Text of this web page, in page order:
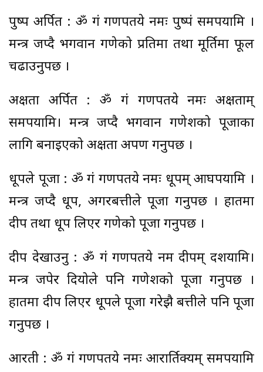
पुष्प अर्पित : ॐ गं गणपतये नमः पुष्पं समर्पयामि ।
मन्त्र जप्दै भगवान गणेको प्रतिमा तथा मूर्तिमा फूल
चढाउनुपर्छ ।
अक्षता अर्पित : ॐ गं गणपतये नमः अक्षताम्
समर्पयामि। मन्त्र जप्दै भगवान गणेशको पूजाका
लागि बनाइएको अक्षता अर्पण गर्नुपर्छ ।
धूपले पूजा : ॐ गं गणपतये नमः धूपम् आघर्पयामि ।
मन्त्र जप्दै धूप, अगरबत्तीले पूजा गर्नुपर्छ । हातमा
दीप तथा धूप लिएर गणेको पूजा गर्नुपर्छ ।
दीप देखाउनु : ॐ गं गणपतये नम दीपम् दर्शयामि।
मन्त्र जपेर दियोले पनि गणेशको पूजा गर्नुपर्छ ।
हातमा दीप लिएर धूपले पूजा गरेझै बत्तीले पनि पूजा
गर्नुपर्छ ।
आरती : ॐ गं गणपतये नमः आरार्तिक्यम् समर्पयामि